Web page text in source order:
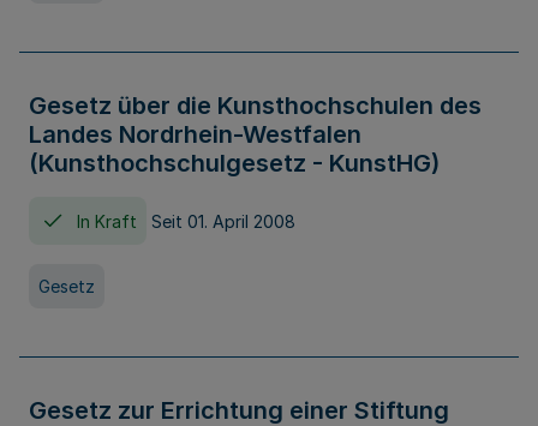
Gesetz über die Kunsthochschulen des
Landes Nordrhein-Westfalen
(Kunsthochschulgesetz - KunstHG)
In Kraft Seit 01. April 2008
Gesetz
Gesetz zur Errichtung einer Stiftung